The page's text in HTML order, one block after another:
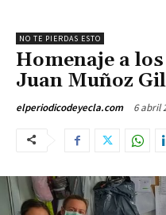
NO TE PIERDAS ESTO
Homenaje a
Juan Muñoz Gil
elperiodicodeyecla.com 6 abril